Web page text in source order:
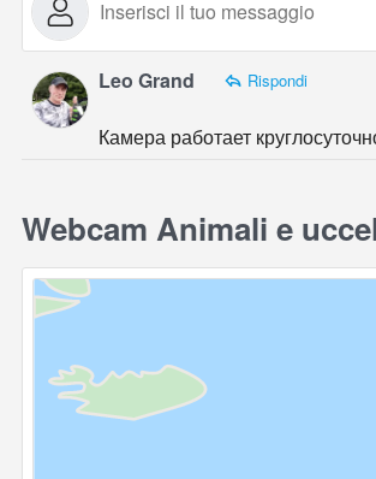
Leo Grand Rispondi
Камера работает
Webcam Animali e